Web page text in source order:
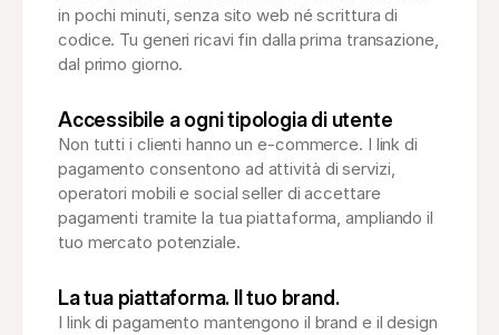
in pochi minuti, senza sito web né scrittura di
codice. Tu generi ricavi fin dalla prima transazione,
dal primo giorno.
Accessibile a ogni tipologia di utente
Non tutti i clienti hanno un e-commerce. I link di
pagamento consentono ad attività di servizi,
operatori mobili e social seller di accettare
pagamenti tramite la tua piattaforma, ampliando il
tuo mercato potenziale.
La tua piattaforma. Il tuo brand.
I link di pagamento mantengono il brand e il design